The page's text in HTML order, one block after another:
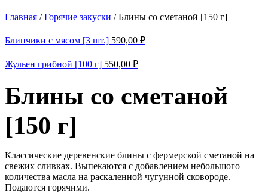
Главная /Горячие закуски /Блины со сметаной [150 г]
Блинчики с мясом [3 шт.] 590,00 ₽
Жульен грибной [100 г] 550,00 ₽
Блины со сметаной
[150 г]
Классические деревенские блины с фермерской сметаной на
свежих сливках. Выпекаются с добавлением небольшого
количества масла на раскаленной чугунной сковороде.
Подаются горячими.